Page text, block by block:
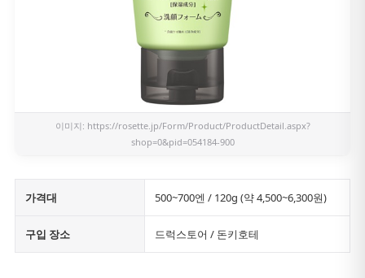
이미지: https://rosette.jp/Form/Product/ProductDetail.aspx?
shop=0&pid=054184-900
가격대 500~700엔 / 120g (약 4,500~6,300원)
구입 장소 드럭스토어 / 돈키호테